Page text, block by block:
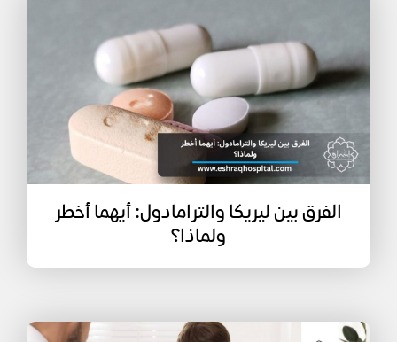
الفرق بين ليريكا والترامادول: أيهما أخطر
ولماذا؟